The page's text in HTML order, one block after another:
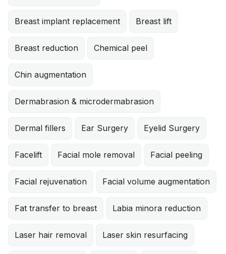
Breast implant replacement Breast lift
Breast reduction Chemical peel
Chin augmentation
Dermabrasion & microdermabrasion
Dermal fillers Ear Surgery Eyelid Surgery
Facelift Facial mole removal Facial peeling
Facial rejuvenation Facial volume augmentation
Fat transfer to breast Labia minora reduction
Laser hair removal Laser skin resurfacing